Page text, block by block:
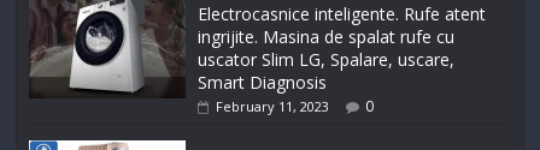
Electrocasnice inteligente. Rufe atent
ingrijite. Masina de spalat rufe cu
uscator Slim LG, Spalare, uscare,
Smart Diagnosis
February 11, 2023 0